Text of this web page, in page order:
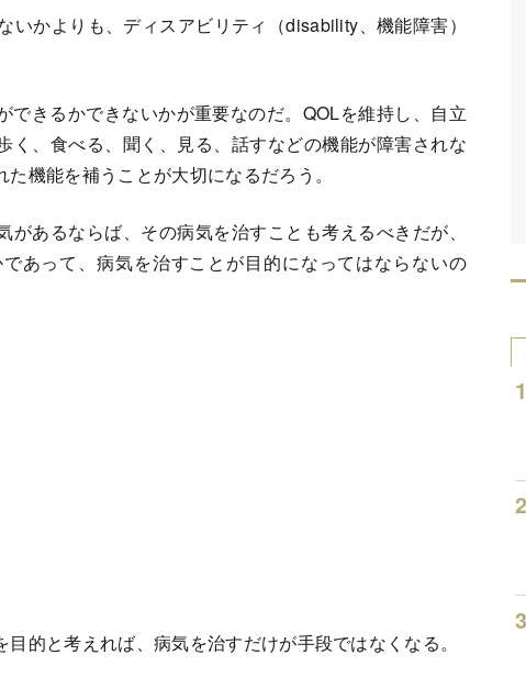
かよりも、ディスアビリティ（disability、機能障害）
きるかできないかが重要なのだ。QOLを維持し、自立
く、食べる、聞く、見る、話すなどの機能が障害されな
機能を補うことが大切になるだろう。
あるならば、その病気を治すことも考えるべきだが、
あって、病気を治すことが目的になってはならないの
的と考えれば、病気を治すだけが手段ではなくなる。